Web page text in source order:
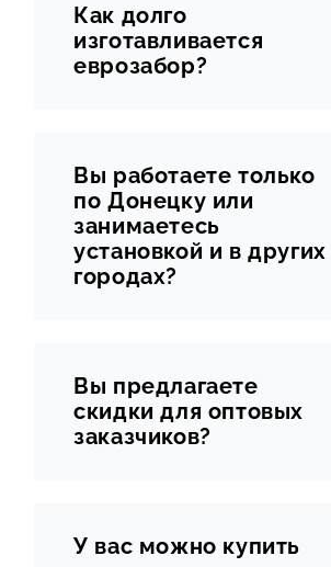
Как долго
изготавливается
еврозабор?
Вы работаете только
по Донецку или
занимаетесь
установкой и в других
городах?
Вы предлагаете
скидки для оптовых
заказчиков?
У вас можно купить